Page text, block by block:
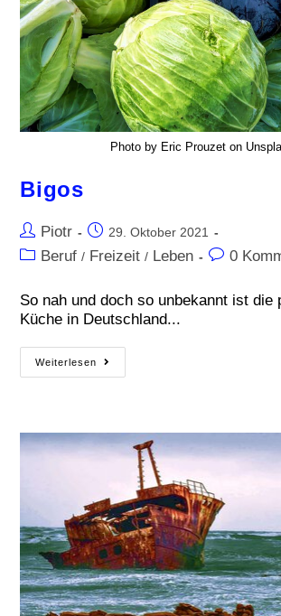
Photo by Eric Prouzet on
Bigos
Piotr 29. Oktober 2021
Beruf / Freizeit / Leben 0
So nah und doch so unbekannt ist die
Küche in Deutschland...
Weiterlesen